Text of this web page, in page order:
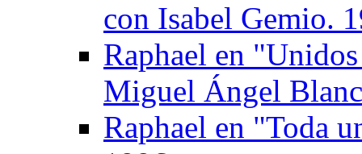
con Isabel Gemio.
Raphael en
Miguel Ángel
Raphael en "Toda